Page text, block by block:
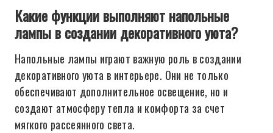
Какие функции выполняют напольные
лампы в создании декоративного уюта?
Напольные лампы играют важную роль в создании
декоративного уюта в интерьере. Они не только
обеспечивают дополнительное освещение, но и
создают атмосферу тепла и комфорта за счет
мягкого рассеянного света.